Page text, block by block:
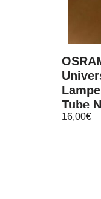
Tube
16,00€